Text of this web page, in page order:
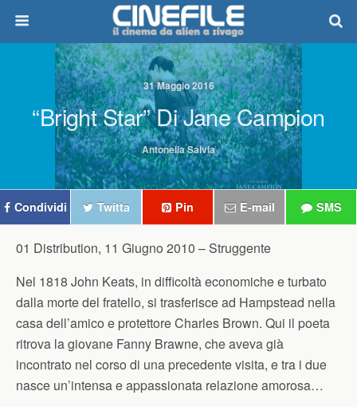
31 Maggio 2016
“Bright Star” Di Jane Campion
Antonella Salvia
Condividi Twitta Pin E-mail SMS
01 Distribution, 11 Giugno 2010 – Struggente
Nel 1818 John Keats, in difficoltà economiche e turbato
dalla morte del fratello, si trasferisce ad Hampstead nella
casa dell’amico e protettore Charles Brown. Qui il poeta
ritrova la giovane Fanny Brawne, che aveva già
incontrato nel corso di una precedente visita, e tra i due
nasce un’intensa e appassionata relazione amorosa…